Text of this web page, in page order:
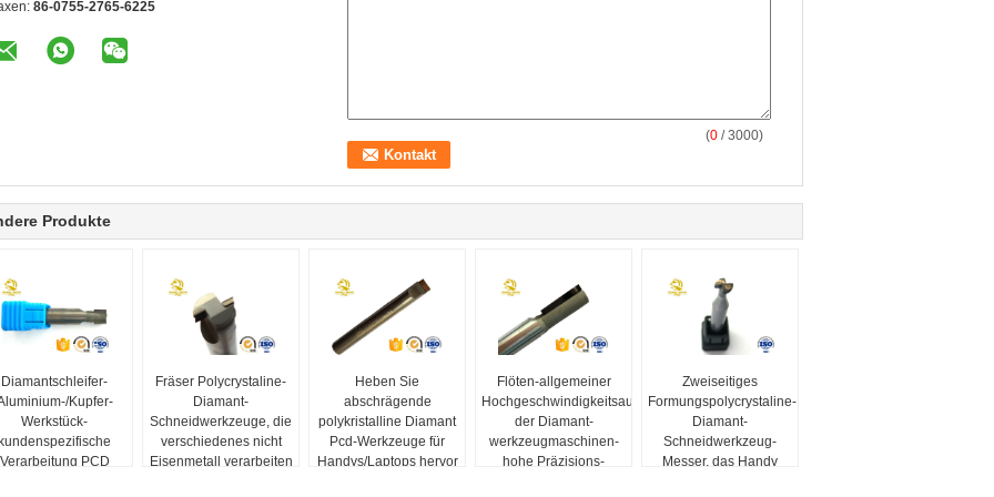
86-0755-2765-6225
(0 / 3000)
Produkte
Diamantschleifer-
Kupfer-
Werkstück-
Verarbeitung PCD
Fräser Polycrystaline-
Diamant-
Schneidwerkzeuge, die
verschiedenes nicht
Eisenmetall verarbeiten
Heben Sie
abschrägende
polykristalline Diamant
Pcd-Werkzeuge für
Handys/Laptops hervor
Flöten-allgemeiner
Hochgeschwindigkeitsausschnitt
der Diamant-
werkzeugmaschinen-
hohe Präzisions-
Zweiseitiges
Formungspolycrystaline-
Diamant-
Schneidwerkzeug-
Messer, das Handy